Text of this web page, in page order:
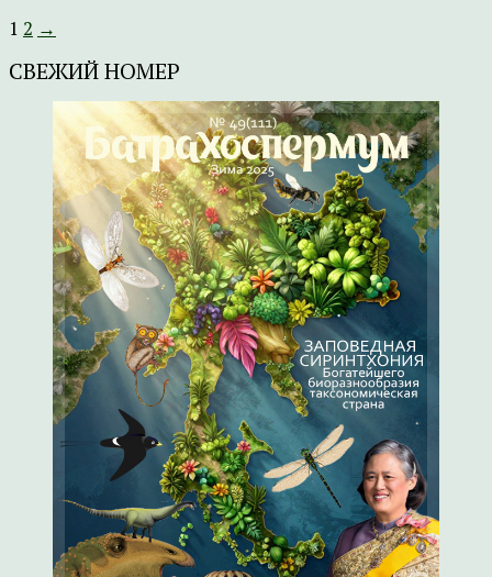
1 2 →
СВЕЖИЙ НОМЕР